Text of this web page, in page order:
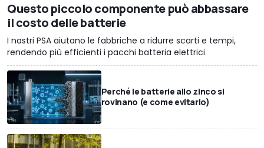
Questo piccolo componente può abbassare
il costo delle batterie
I nastri PSA aiutano le fabbriche a ridurre scarti e tempi,
rendendo più efficienti i pacchi batteria elettrici
Perché le batterie allo zinco si
rovinano (e come evitarlo)